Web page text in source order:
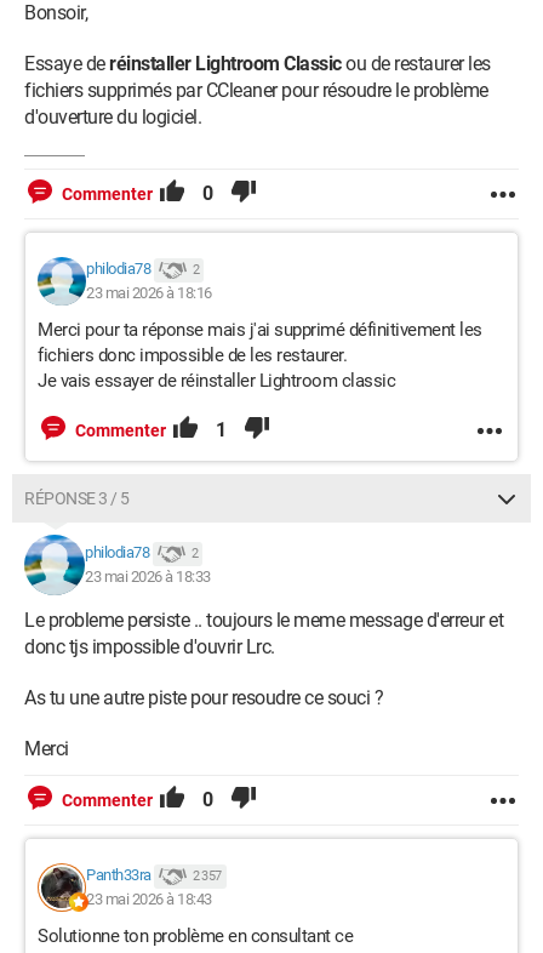
Bonsoir,
Essaye deréinstaller Lightroom Classicou de restaurer les
fichiers supprimés par CCleaner pour résoudre le problème
d'ouverture du logiciel.
Commenter 0
philodia78 2
23 mai 2026 à 18:16
Merci pour ta réponse mais j'ai supprimé définitivement les
fichiers donc impossible de les restaurer.
Je vais essayer de réinstaller Lightroom classic
Commenter 1
RÉPONSE 3 / 5
philodia78 2
23 mai 2026 à 18:33
Le probleme persiste .. toujours le meme message d'erreur et
donc tjs impossible d'ouvrir Lrc.
As tu une autre piste pour resoudre ce souci ?
Merci
Commenter 0
Panth33ra 2 357
23 mai 2026 à 18:43
Solutionne ton problème en consultant ce